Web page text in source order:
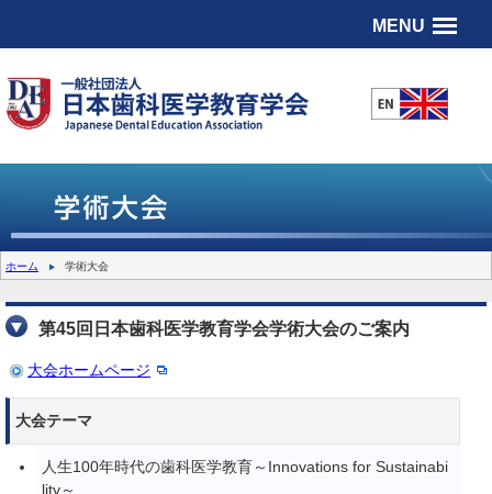
MENU
ホーム 学術大会
第45回日本歯科医学教育学会学術大会のご案内
大会ホームページ
大会テーマ
人生100年時代の歯科医学教育～Innovations for Sustainabi
lity～